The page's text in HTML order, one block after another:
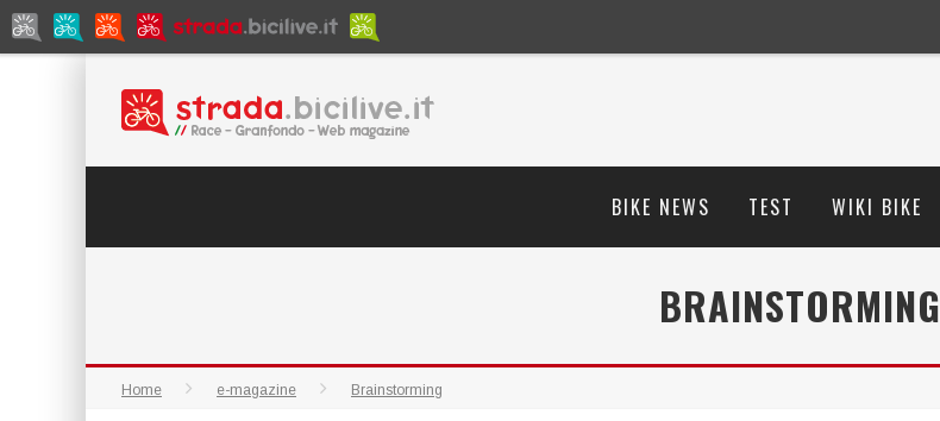
BIKE NEWS TEST WIKI BIKE
BRAINSTORMING
Home e-magazine Brainstorming